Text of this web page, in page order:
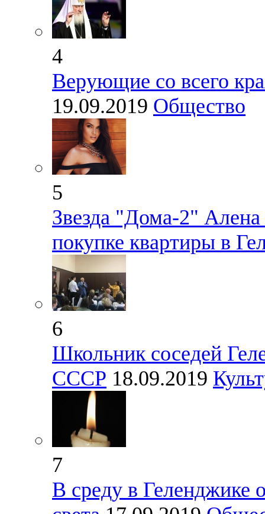
4
Верующие со всего
19.09.2019 Общество
5
Звезда "Дома-2"
покупке квартиры в
6
Школьник соседей
СССР 18.09.2019
7
В среду в Геленджике